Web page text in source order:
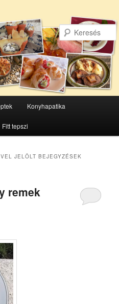
Konyhapatika
Fitt tepszi
JELÖLT BEJEGYZÉSEK
remek